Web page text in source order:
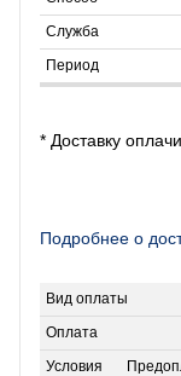
* Доставку
Подробнее о